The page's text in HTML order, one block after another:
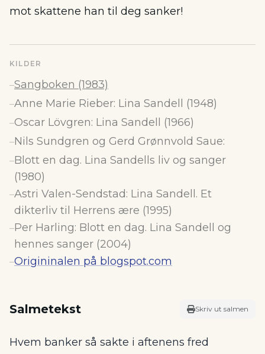
mot skattene han til deg sanker!
KILDER
–Sangboken (1983)
–Anne Marie Rieber: Lina Sandell (1948)
–Oscar Lövgren: Lina Sandell (1966)
–Nils Sundgren og Gerd Grønnvold Saue:
–Blott en dag. Lina Sandells liv og sanger
(1980)
–Astri Valen-Sendstad: Lina Sandell. Et
dikterliv til Herrens ære (1995)
–Per Harling: Blott en dag. Lina Sandell og
hennes sanger (2004)
–Origininalen på blogspot.com
Salmetekst Skriv ut salmen
Hvem banker så sakte i aftenens fred